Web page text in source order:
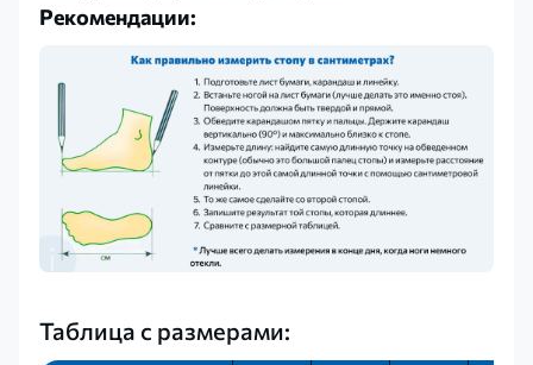
Рекомендации:
Таблица с размерами: